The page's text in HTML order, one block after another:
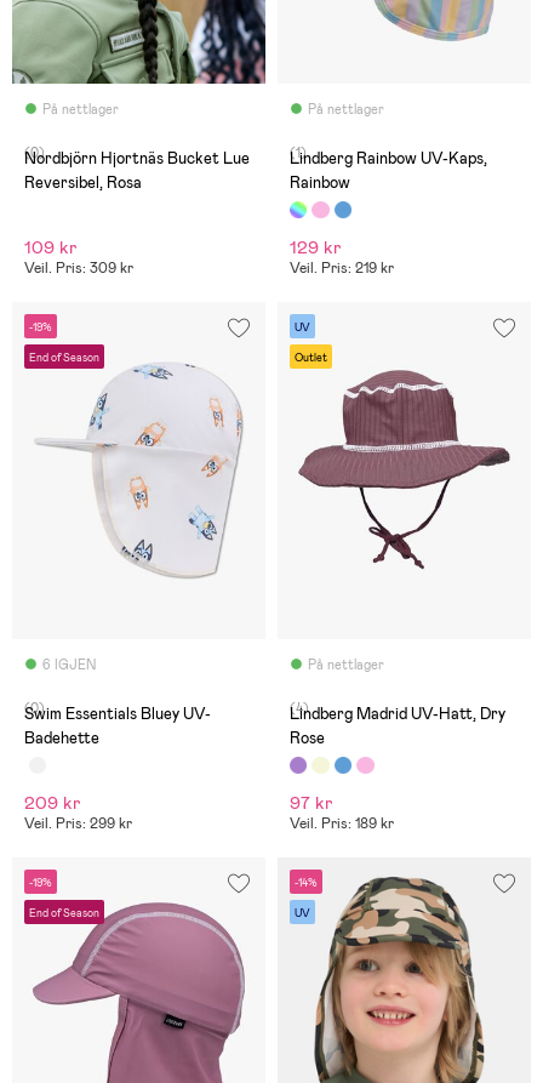
På nettlager
(0)
Nordbjörn Hjortnäs Bucket Lue
Reversibel, Rosa
109 kr
Veil. Pris: 309 kr
På nettlager
(1)
Lindberg Rainbow UV-Kaps,
Rainbow
129 kr
Veil. Pris: 219 kr
-19%
End of Season
6 IGJEN
(0)
Swim Essentials Bluey UV-
Badehette
209 kr
Veil. Pris: 299 kr
UV
Outlet
På nettlager
(4)
Lindberg Madrid UV-Hatt, Dry
Rose
97 kr
Veil. Pris: 189 kr
-19%
End of Season
-14%
UV